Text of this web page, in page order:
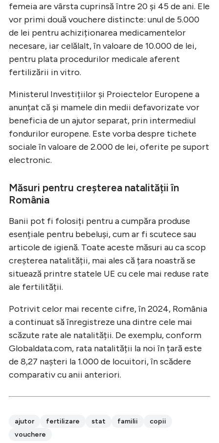
femeia are vârsta cuprinsă între 20 și 45 de ani. Ele
vor primi două vouchere distincte: unul de 5.000
de lei pentru achiziționarea medicamentelor
necesare, iar celălalt, în valoare de 10.000 de lei,
pentru plata procedurilor medicale aferent
fertilizării in vitro.
Ministerul Investițiilor și Proiectelor Europene a
anunțat că și mamele din medii defavorizate vor
beneficia de un ajutor separat, prin intermediul
fondurilor europene. Este vorba despre tichete
sociale în valoare de 2.000 de lei, oferite pe suport
electronic.
Măsuri pentru creșterea natalității în
România
Banii pot fi folosiți pentru a cumpăra produse
esențiale pentru bebeluși, cum ar fi scutece sau
articole de igienă. Toate aceste măsuri au ca scop
creșterea natalității, mai ales că țara noastră se
situează printre statele UE cu cele mai reduse rate
ale fertilității.
Potrivit celor mai recente cifre, în 2024, România
a continuat să înregistreze una dintre cele mai
scăzute rate ale natalității. De exemplu, conform
Globaldata.com, rata natalității la noi în țară este
de 8,27 nașteri la 1.000 de locuitori, în scădere
comparativ cu anii anteriori.
ajutor fertilizare stat familii
copii
vouchere